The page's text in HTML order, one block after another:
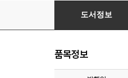
너의 모습 그대로 멋져
도서정보
품목정보